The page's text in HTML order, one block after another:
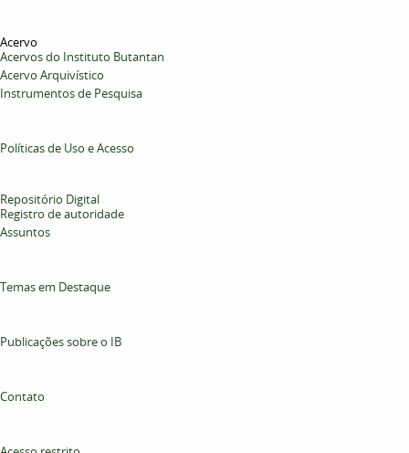
Acervo
Acervos do Instituto Butantan
Acervo Arquivístico
Instrumentos de Pesquisa
Políticas de Uso e Acesso
Repositório Digital
Registro de autoridade
Assuntos
Temas em Destaque
Publicações sobre o IB
Contato